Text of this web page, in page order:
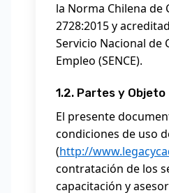
la Norma Chilena de
2728:2015 y
Servicio Nacional de
Empleo (SENCE).
1.2. Partes y Objeto
El presente
condiciones de uso
(http://
contratación de los
capacitación y